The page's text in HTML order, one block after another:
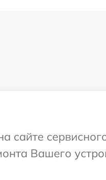
сайте
Вашего